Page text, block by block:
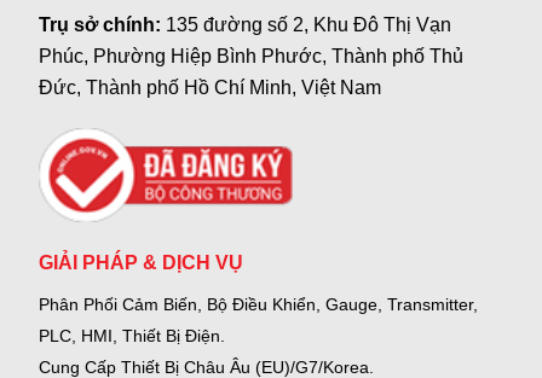
Trụ sở chính: 135 đường số 2, Khu Đô Thị Vạn
Phúc, Phường Hiệp Bình Phước, Thành phố Thủ
Đức, Thành phố Hồ Chí Minh, Việt Nam
GIẢI PHÁP & DỊCH VỤ
Phân Phối Cảm Biến, Bộ Điều Khiển, Gauge, Transmitter,
PLC, HMI, Thiết Bị Điện.
Cung Cấp Thiết Bị Châu Âu (EU)/G7/Korea.